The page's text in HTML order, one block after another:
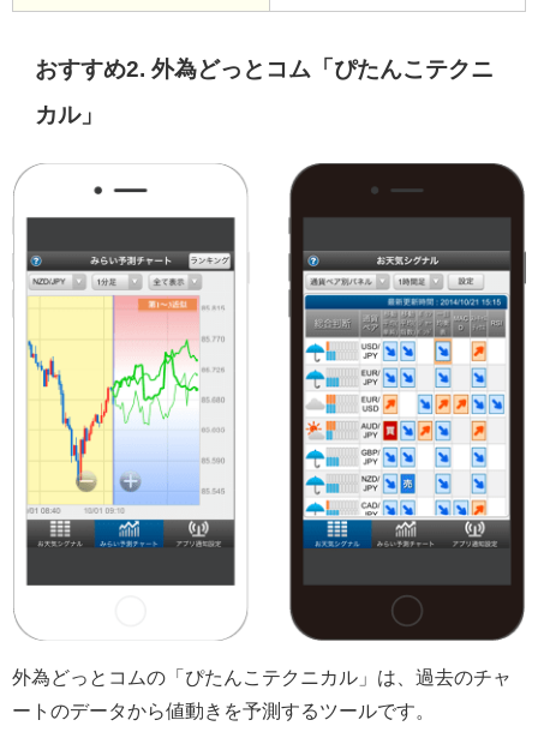
おすすめ2. 外為どっとコム「ぴたんこテクニ
カル」
外為どっとコムの「ぴたんこテクニカル」は、過去のチャ
ートのデータから値動きを予測するツールです。